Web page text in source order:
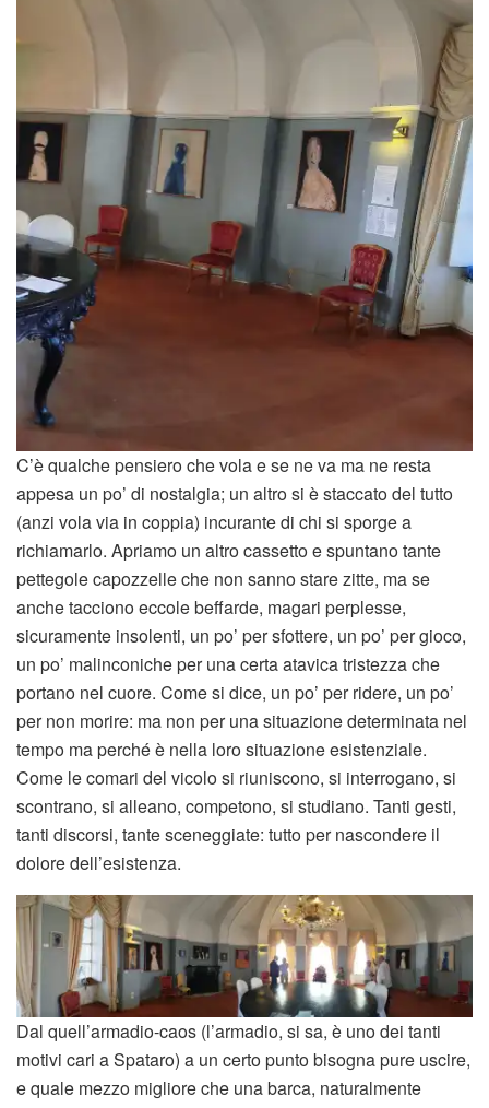
C’è qualche pensiero che vola e se ne va ma ne resta
appesa un po’ di nostalgia; un altro si è staccato del tutto
(anzi vola via in coppia) incurante di chi si sporge a
richiamarlo. Apriamo un altro cassetto e spuntano tante
pettegole capozzelle che non sanno stare zitte, ma se
anche tacciono eccole beffarde, magari perplesse,
sicuramente insolenti, un po’ per sfottere, un po’ per gioco,
un po’ malinconiche per una certa atavica tristezza che
portano nel cuore. Come si dice, un po’ per ridere, un po’
per non morire: ma non per una situazione determinata nel
tempo ma perché è nella loro situazione esistenziale.
Come le comari del vicolo si riuniscono, si interrogano, si
scontrano, si alleano, competono, si studiano. Tanti gesti,
tanti discorsi, tante sceneggiate: tutto per nascondere il
dolore dell’esistenza.
Dal quell’armadio-caos (l’armadio, si sa, è uno dei tanti
motivi cari a Spataro) a un certo punto bisogna pure uscire,
e quale mezzo migliore che una barca, naturalmente